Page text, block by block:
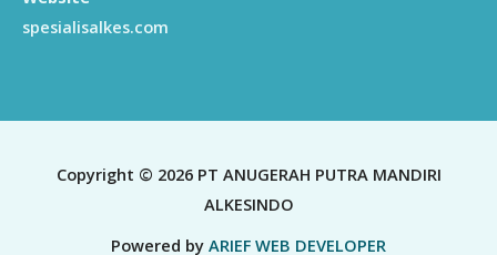
spesialisalkes.com
Copyright © 2026 PT ANUGERAH PUTRA MANDIRI
ALKESINDO
Powered by ARIEF WEB DEVELOPER